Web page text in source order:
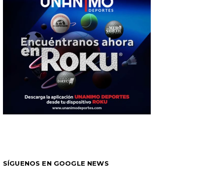
SÍGUENOS EN GOOGLE NEWS